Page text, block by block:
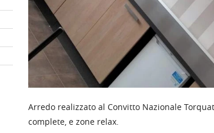
Arredo realizzato al Convitto Nazionale
complete, e zone relax.